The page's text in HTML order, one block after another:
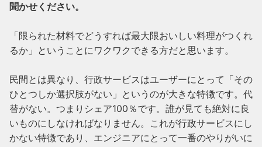
聞かせください。
「限られた材料でどうすれば最大限おいしい料理がつくれ
るか」ということにワクワクできる方だと思います。
民間とは異なり、行政サービスはユーザーにとって「その
ひとつしか選択肢がない」というのが大きな特徴です。代
替がない。つまりシェア100％です。誰が見ても絶対に良
いものにしなければなりません。これが行政サービスにし
かない特徴であり、エンジニアにとって一番のやりがいに